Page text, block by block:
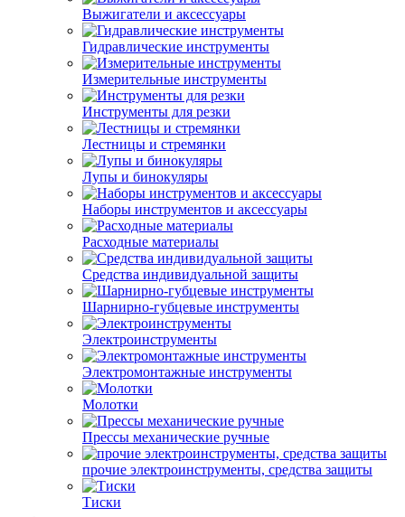
Выжигатели и аксессуары
Гидравлические инструменты
Измерительные инструменты
Инструменты для резки
Лестницы и стремянки
Лупы и бинокуляры
Наборы инструментов и аксессуары
Расходные материалы
Средства индивидуальной защиты
Шарнирно-губцевые инструменты
Электроинструменты
Электромонтажные инструменты
Молотки
Прессы механические ручные
прочие электроинструменты, средства защиты
Тиски